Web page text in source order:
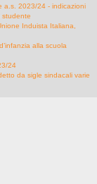
a.s. 2023/24 - indicazioni
studente
Induista Italiana,
alla scuola
24
da sigle sindacali varie